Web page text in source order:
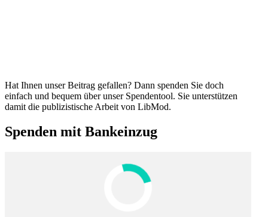
Hat Ihnen unser Beitrag gefallen? Dann spenden Sie doch
einfach und bequem über unser Spendentool. Sie unter­stützen
damit die publi­zis­tische Arbeit von LibMod.
Spenden mit Bankeinzug